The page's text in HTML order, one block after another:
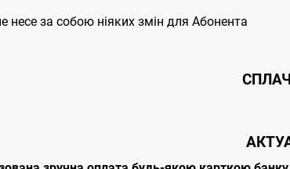
несе за собою ніяких змін для Абонента